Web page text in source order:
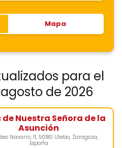
Mapa
para el
de 2026
Nuestra Señora de la
Asunción
Navarro, 11, 50180 Utebo, Zaragoza,
España